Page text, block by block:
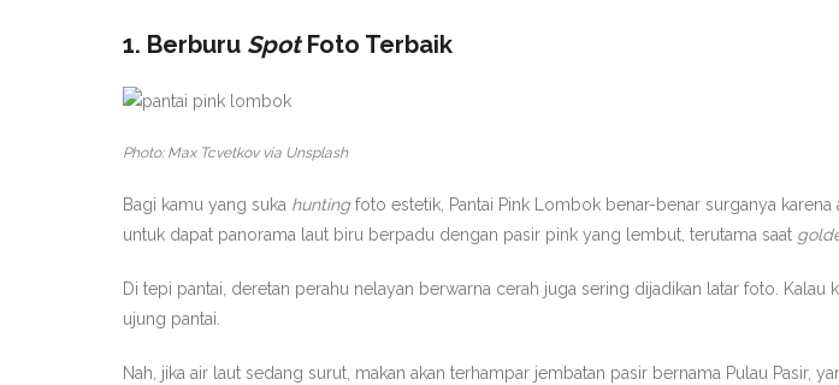
1. Berburu SpotFoto Terbaik
Photo: Max Tcvetkov via Unsplash
Bagi kamu yang suka huntingfoto estetik, Pantai Pink Lombok benar-benar surganya
untuk dapat panorama laut biru berpadu dengan pasir pink yang lembut, terutama saat
Di tepi pantai, deretan perahu nelayan berwarna cerah juga sering dijadikan latar foto.
ujung pantai.
Nah, jika air laut sedang surut, makan akan terhampar jembatan pasir bernama Pulau